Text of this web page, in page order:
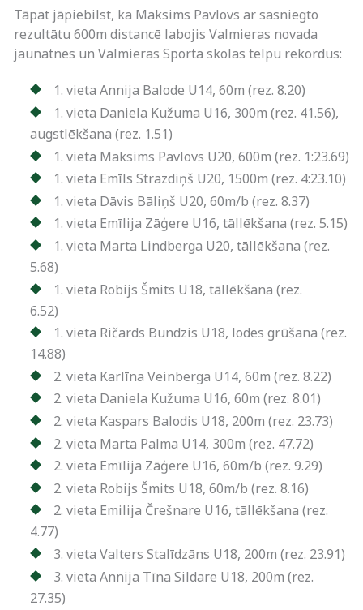
Tāpat jāpiebilst, ka Maksims Pavlovs ar sasniegto
rezultātu 600m distancē labojis Valmieras novada
jaunatnes un Valmieras Sporta skolas telpu rekordus:
1. vieta Annija Balode U14, 60m (rez. 8.20)
1. vieta Daniela Kužuma U16, 300m (rez. 41.56),
augstlēkšana (rez. 1.51)
1. vieta Maksims Pavlovs U20, 600m (rez. 1:23.69)
1. vieta Emīls Strazdiņš U20, 1500m (rez. 4:23.10)
1. vieta Dāvis Bāliņš U20, 60m/b (rez. 8.37)
1. vieta Emīlija Zāģere U16, tāllēkšana (rez. 5.15)
1. vieta Marta Lindberga U20, tāllēkšana (rez.
5.68)
1. vieta Robijs Šmits U18, tāllēkšana (rez.
6.52)
1. vieta Ričards Bundzis U18, lodes grūšana (rez.
14.88)
2. vieta Karlīna Veinberga U14, 60m (rez. 8.22)
2. vieta Daniela Kužuma U16, 60m (rez. 8.01)
2. vieta Kaspars Balodis U18, 200m (rez. 23.73)
2. vieta Marta Palma U14, 300m (rez. 47.72)
2. vieta Emīlija Zāģere U16, 60m/b (rez. 9.29)
2. vieta Robijs Šmits U18, 60m/b (rez. 8.16)
2. vieta Emilija Črešnare U16, tāllēkšana (rez.
4.77)
3. vieta Valters Stalīdzāns U18, 200m (rez. 23.91)
3. vieta Annija Tīna Sildare U18, 200m (rez.
27.35)